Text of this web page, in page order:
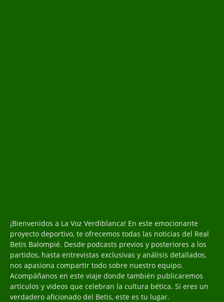
¡Bienvenidos a La Voz Verdiblanca! En este emocionante
proyecto deportivo, te ofrecemos todas las noticias del Real
Betis Balompié. Desde podcasts previos y posteriores a los
partidos, hasta entrevistas exclusivas y análisis detallados,
nos apasiona compartir todo sobre nuestro equipo.
Acompáñanos en este viaje donde también publicaremos
artículos y videos que celebran la cultura bética. Si eres un
verdadero aficionado del Betis, este es tu lugar.